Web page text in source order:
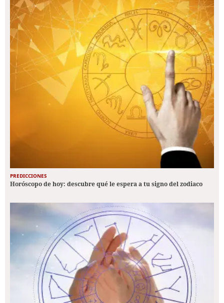
PREDICCIONES
Horóscopo de hoy: descubre qué le espera a tu signo del zodiaco